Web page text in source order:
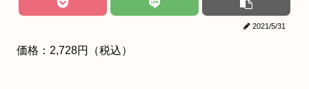
2021/5/31
価格：2,728円（税込）